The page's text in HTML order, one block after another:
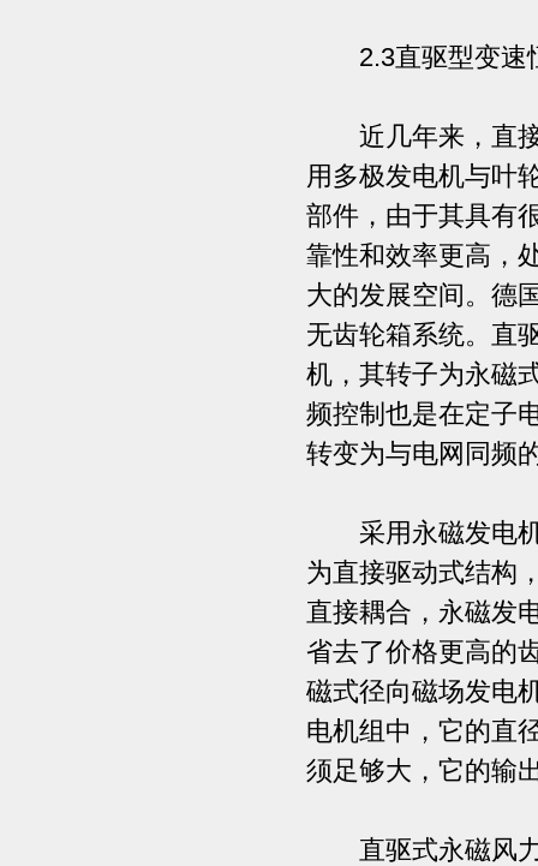
2.3直驱型变速
近几年来，直接
用多极发电机与叶
部件，由于其具有
靠性和效率更高，
大的发展空间。德
无齿轮箱系统。直
机，其转子为永磁
频控制也是在定子
转变为与电网同频
采用永磁发电机
为直接驱动式结构
直接耦合，永磁发
省去了价格更高的
磁式径向磁场发电
电机组中，它的直
须足够大，它的输
直驱式永磁风力